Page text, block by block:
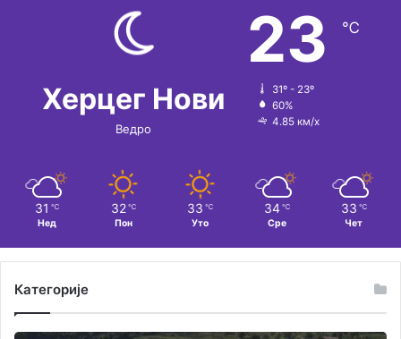
Херцег Нови
Ведро
23 ℃
31º - 23º
60%
4.85 км/х
31 ℃
Нед
32 ℃
Пон
33 ℃
Уто
34 ℃
Сре
33 ℃
Чет
Категорије